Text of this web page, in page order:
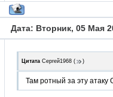
Дата: Вторник, 05 Мая
Цитата Сергей1968 ( )
Там ротный за эту